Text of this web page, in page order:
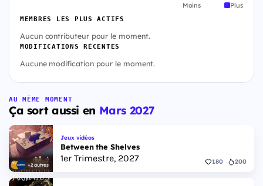
Moins Plus
MEMBRES LES PLUS ACTIFS
Aucun contributeur pour le moment.
MODIFICATIONS RÉCENTES
Aucune modification pour le moment.
AU MÊME MOMENT
Ça sort aussi en Mars 2027
+2 autres
Jeux vidéos
Between the Shelves
1er Trimestre, 2027 180 200